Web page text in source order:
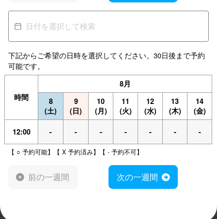
下記からご希望の日時を選択してください。30日後まで予約
可能です。
時間
8月
8
(土)
9
(日)
10
(月)
11
(火)
12
(水)
13
(木)
14
(金)
12:00 - - - - - - -
【 ○ 予約可能】【 X 予約済み】【 - 予約不可】
前の一週間 次の一週間